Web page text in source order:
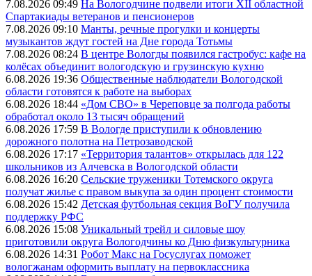
7.08.2026 09:49 На Вологодчине подвели итоги XII областной
Спартакиады ветеранов и пенсионеров
7.08.2026 09:10 Манты, речные прогулки и концерты
музыкантов ждут гостей на Дне города Тотьмы
7.08.2026 08:24 В центре Вологды появился гастробус: кафе на
колёсах объединит вологодскую и грузинскую кухню
6.08.2026 19:36 Общественные наблюдатели Вологодской
области готовятся к работе на выборах
6.08.2026 18:44 «Дом СВО» в Череповце за полгода работы
обработал около 13 тысяч обращений
6.08.2026 17:59 В Вологде приступили к обновлению
дорожного полотна на Петрозаводской
6.08.2026 17:17 «Территория талантов» открылась для 122
школьников из Алчевска в Вологодской области
6.08.2026 16:20 Сельские труженики Тотемского округа
получат жилье с правом выкупа за один процент стоимости
6.08.2026 15:42 Детская футбольная секция ВоГУ получила
поддержку РФС
6.08.2026 15:08 Уникальный трейл и силовые шоу
приготовили округа Вологодчины ко Дню физкультурника
6.08.2026 14:31 Робот Макс на Госуслугах поможет
вологжанам оформить выплату на первоклассника